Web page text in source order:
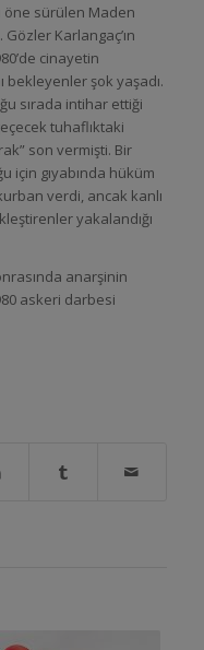
öne sürülen Maden
Karlangaç’ın
cinayetin
bekleyenler şok yaşadı.
sırada intihar ettiği
tuhaflıktaki
son vermişti. Bir
için gıyabında hüküm
verdi, ancak kanlı
yakalandığı
anarşinin
askeri darbesi